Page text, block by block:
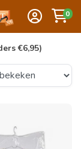
0
€6,95)